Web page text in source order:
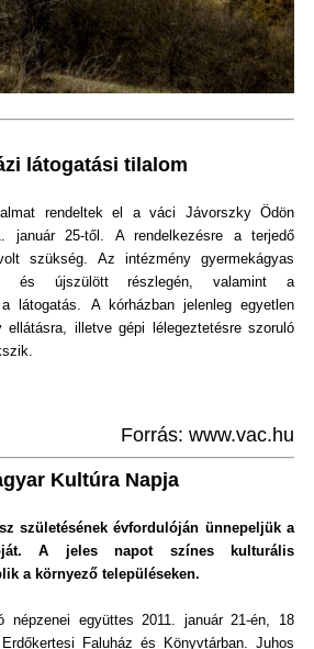
látogatási tilalom
rendeltek el a váci Jávorszky Ödön
január 25-től. A rendelkezésre a terjedő
szükség. Az intézmény gyermekágyas
és újszülött részlegén, valamint a
látogatás. A kórházban jelenleg egyetlen
illetve gépi lélegeztetésre szoruló
Forrás: www.vac.hu
Kultúra Napja
születésének évfordulóján ünnepeljük a
A jeles napot színes kulturális
a környező településeken.
népzenei együttes 2011. január 21-én, 18
Faluház és Könyvtárban. Juhos